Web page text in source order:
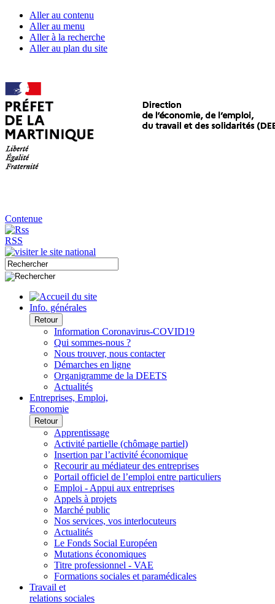
Aller au contenu
Aller au menu
Aller à la recherche
Aller au plan du site
Contenue
RSS
Info. générales
Retour
Information Coronavirus-COVID19
Qui sommes-nous ?
Nous trouver, nous contacter
Démarches en ligne
Organigramme de la DEETS
Actualités
Entreprises, Emploi,
Economie
Retour
Apprentissage
Activité partielle (chômage partiel)
Insertion par l’activité économique
Recourir au médiateur des entreprises
Portail officiel de l’emploi entre particuliers
Emploi - Appui aux entreprises
Appels à projets
Marché public
Nos services, vos interlocuteurs
Actualités
Le Fonds Social Européen
Mutations économiques
Titre professionnel - VAE
Formations sociales et paramédicales
Travail et
relations sociales